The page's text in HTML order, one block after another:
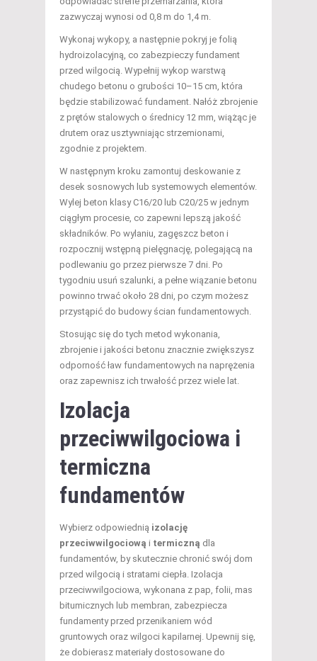
zazwyczaj wynosi od 0,8 m do 1,4 m.
Wykonaj wykopy, a następnie pokryj je folią
hydroizolacyjną, co zabezpieczy fundament
przed wilgocią. Wypełnij wykop warstwą
chudego betonu o grubości 10–15 cm, która
będzie stabilizować fundament. Nałóż zbrojenie
z prętów stalowych o średnicy 12 mm, wiążąc je
drutem oraz usztywniając strzemionami,
zgodnie z projektem.
W następnym kroku zamontuj deskowanie z
desek sosnowych lub systemowych elementów.
Wylej beton klasy C16/20 lub C20/25 w jednym
ciągłym procesie, co zapewni lepszą jakość
składników. Po wylaniu, zagęszcz beton i
rozpocznij wstępną pielęgnację, polegającą na
podlewaniu go przez pierwsze 7 dni. Po
tygodniu usuń szalunki, a pełne wiązanie betonu
powinno trwać około 28 dni, po czym możesz
przystąpić do budowy ścian fundamentowych.
Stosując się do tych metod wykonania,
zbrojenie i jakości betonu znacznie zwiększysz
odporność ław fundamentowych na naprężenia
oraz zapewnisz ich trwałość przez wiele lat.
Izolacja
przeciwwilgociowa i
termiczna
fundamentów
Wybierz odpowiednią izolację
przeciwwilgociową i termiczną dla
fundamentów, by skutecznie chronić swój dom
przed wilgocią i stratami ciepła. Izolacja
przeciwwilgociowa, wykonana z pap, folii, mas
bitumicznych lub membran, zabezpiecza
fundamenty przed przenikaniem wód
gruntowych oraz wilgoci kapilarnej. Upewnij się,
że dobierasz materiały dostosowane do